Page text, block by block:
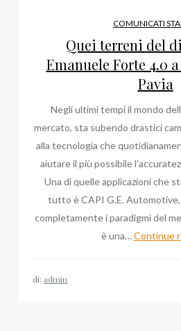
COMUNICATI
Quei terreni del
Emanuele Forte 4.0
Pavia
Negli ultimi tempi il mondo
mercato, sta subendo drastici
alla tecnologia che
aiutare il più possibile
Una di quelle applicazioni che
tutto è CAPI G.E.
completamente i paradigmi del
è una…Continue
di: admin